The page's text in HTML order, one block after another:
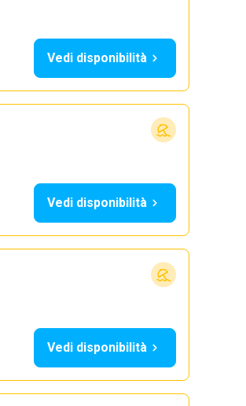
Vedi disponibilità
Vedi disponibilità
Vedi disponibilità